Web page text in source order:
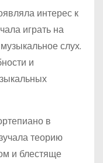
интерес к
играть на
слух.
и
в
теорию
и блестяще